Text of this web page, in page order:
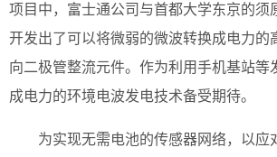
项目中，富士通公司与首都大学东京的须
开发出了可以将微弱的微波转换成电力的
向二极管整流元件。作为利用手机基站等
成电力的环境电波发电技术备受期待。
为实现无需电池的传感器网络，以应